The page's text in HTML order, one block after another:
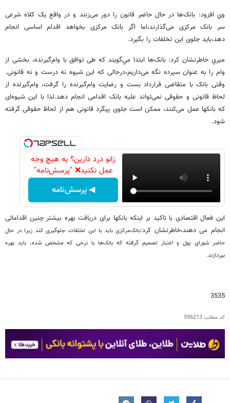
وي افزود: بانک‌ها در حال حاضر قانون را دور می‌زنند و در واقع یک کلاه شرعی
سر بانک مرکزی می‌گذارند،اما اگر بانک مرکزی بخواهد اقدام اساسی انجام
دهد،باید جلوی این تخلفات را بگیرد.
ميري خاطرنشان کرد: بانک‌ها ابتدا مي‌گويند كه طی توافق با وام‌گیرنده، بخشی از
وام را به عنوان سپرده نگه می‌داریم،درحالی که این شیوه نه درست و نه قانونی.
وقتی بانک‌ با متقاضی قرارداد بست و رضایت وام‌گیرنده را گرفت، وام‌گیرنده از
لحاظ قانونی و حقوقی نمی‌تواند علیه بانک اقدامی انجام دهد.لذا با این شیوه‌ای
که بانکها عمل می‌کنند، ممکن است جلوی پیگرد قانونی هم از لحاظ حقوقی گرفته
شود.
زانو درد دارین؟ به هیچ وجه
عمل نکنید❌ "پرسش‌نامه"
◀ پرسش‌نامه
این فعال اقتصادی با تاکید بر اینکه بانکها برای دریافت بهره بیشتر چنین اقداماتی
انجام می دهند،خاطرنشان کرد:بانک‌مرکزی باید با این تخلفات جلوگیری کند زیرا در حال
حاضر شورای پول و اعتبار تصمیم گرفته که بانک‌ها با نرخی که مشخص شده، باید بهره
بپردازند.
3535
کد مطلب596213